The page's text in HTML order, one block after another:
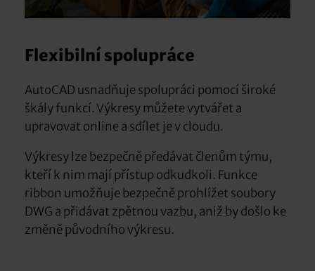
Flexibilní spolupráce
AutoCAD usnadňuje spolupráci pomocí široké
škály funkcí. Výkresy můžete vytvářet a
upravovat online a sdílet je v cloudu.
Výkresy lze bezpečně předávat členům týmu,
kteří k nim mají přístup odkudkoli. Funkce
ribbon umožňuje bezpečně prohlížet soubory
DWG a přidávat zpětnou vazbu, aniž by došlo ke
změně původního výkresu.